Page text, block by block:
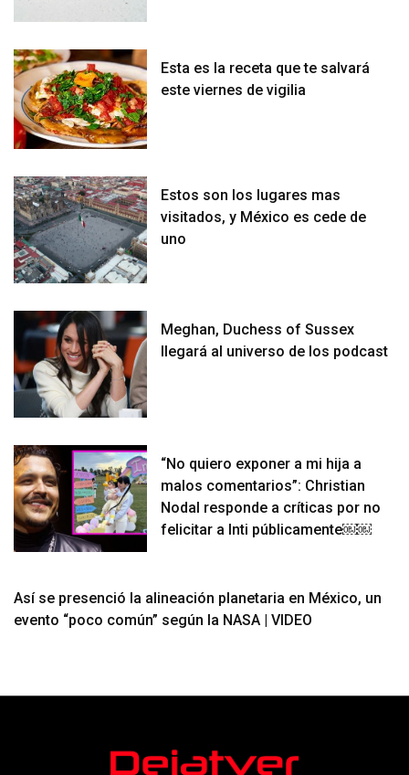
Esta es la receta que te salvará
este viernes de vigilia
Estos son los lugares mas
visitados, y México es cede de
uno
Meghan, Duchess of Sussex
llegará al universo de los podcast
“No quiero exponer a mi hija a
malos comentarios”: Christian
Nodal responde a críticas por no
felicitar a Inti públicamente￼￼
Así se presenció la alineación planetaria en México, un
evento “poco común” según la NASA | VIDEO